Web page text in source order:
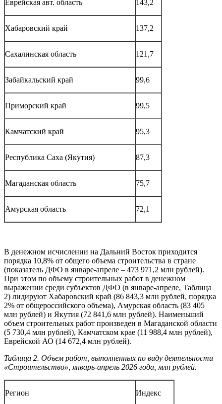
Еврейская авт. область 143,2
Хабаровский край 137,2
Сахалинская область 121,7
Забайкальский край 99,6
Приморский край 99,5
Камчатский край 95,3
Республика Саха (Якутия) 87,3
Магаданская область 75,7
Амурская область 72,1
В денежном исчислении на Дальний Восток приходится
порядка 10,8% от общего объема строительства в стране
(показатель ДФО в январе-апреле – 473 971,2 млн рублей).
При этом по объему строительных работ в денежном
выражении среди субъектов ДФО (в январе-апреле, Таблица
2) лидируют Хабаровский край (86 843,3 млн рублей, порядка
2% от общероссийского объема), Амурская область (83 405
млн рублей) и Якутия (72 841,6 млн рублей). Наименьший
объем строительных работ произведен в Магаданской области
(5 730,4 млн рублей), Камчатском крае (11 988,4 млн рублей),
Еврейской АО (14 672,4 млн рублей).
Таблица 2. Объем работ, выполненных по виду деятельности
«Строительство», январь-апрель 2026 года, млн рублей.
Регион Индекс